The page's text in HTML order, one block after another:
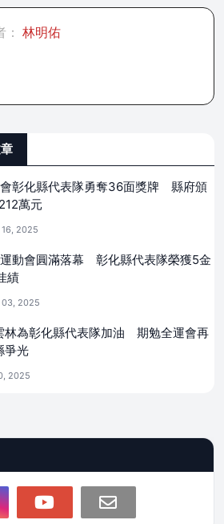
林明佑
彰化縣代表隊勇奪36面獎牌 縣府頒
萬元
2025
動會圓滿落幕 彰化縣代表隊榮獲5金
績
03, 2025
林為彰化縣代表隊加油 期勉全運會再
爭光
2025